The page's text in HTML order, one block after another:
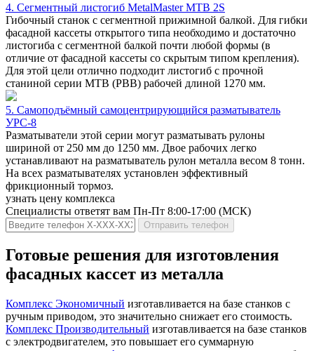
4. Сегментный листогиб MetalMaster MTB 2S
Гибочный станок с сегментной прижимной балкой. Для гибки
фасадной кассеты открытого типа необходимо и достаточно
листогиба с сегментной балкой почти любой формы (в
отличие от фасадной кассеты со скрытым типом крепления).
Для этой цели отлично подходит листогиб с прочной
станиной серии MTB (PBB) рабочей длиной 1270 мм.
5. Самоподъёмный самоцентрирующийся разматыватель
УРС-8
Разматыватели этой серии могут разматывать рулоны
шириной от 250 мм до 1250 мм. Двое рабочих легко
устанавливают на разматыватель рулон металла весом 8 тонн.
На всех разматывателях установлен эффективный
фрикционный тормоз.
узнать цену комплекса
Специалисты ответят вам Пн-Пт 8:00-17:00 (МСК)
Отправить телефон
Готовые решения для изготовления
фасадных кассет из металла
Комплекс Экономичный изготавливается на базе станков с
ручным приводом, это значительно снижает его стоимость.
Комплекс Производительный изготавливается на базе станков
с электродвигателем, это повышает его суммарную